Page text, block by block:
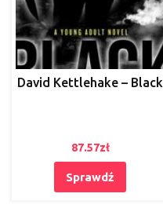
David Kettlehake – Black
87.57zł
Sprawdź